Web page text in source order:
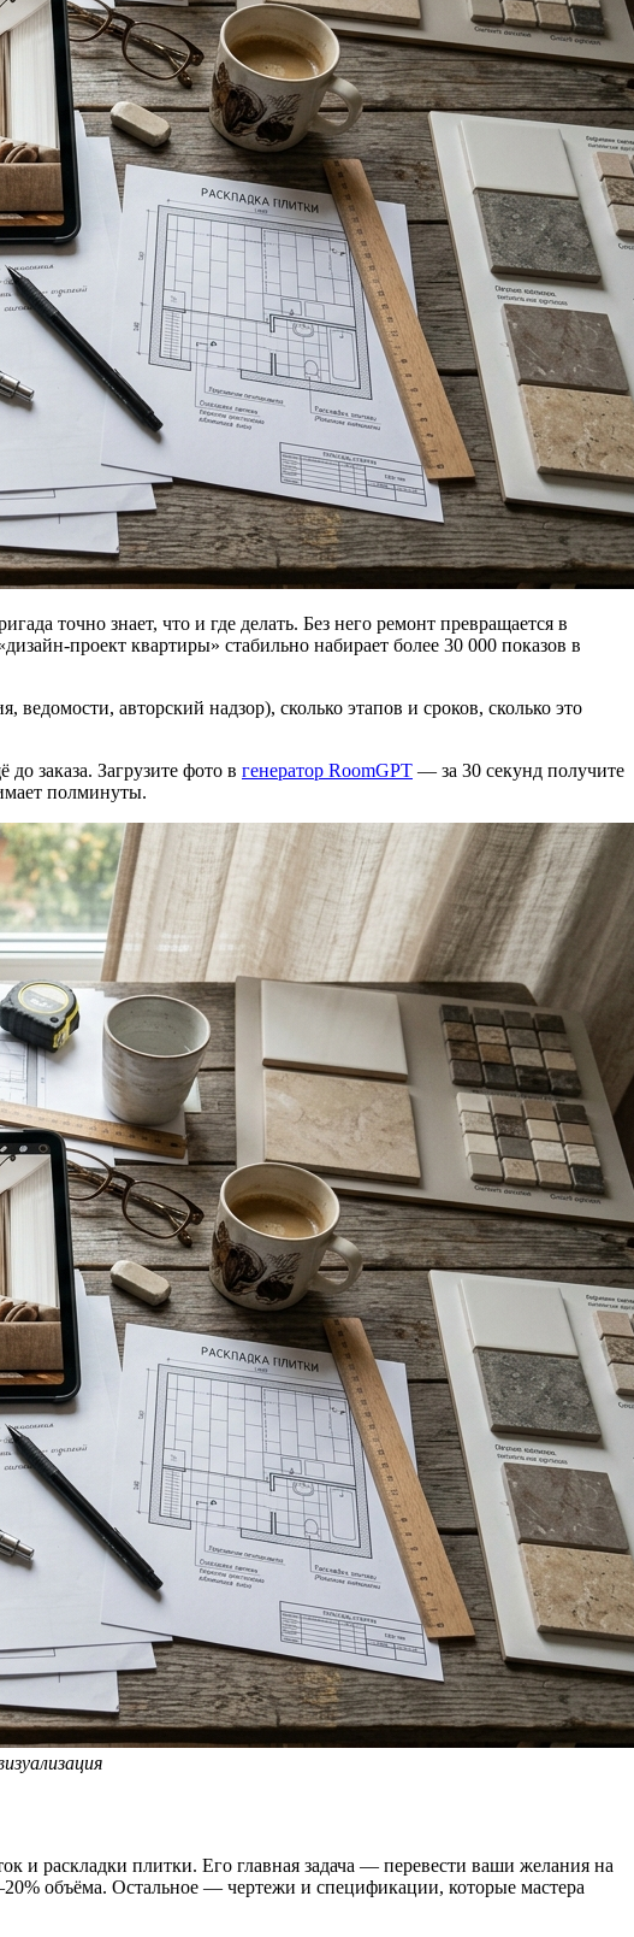
точно знает, что и где делать. Без него ремонт превращается в
проект квартиры» стабильно набирает более 30 000 показов в
авторский надзор), сколько этапов и сроков, сколько это
заказа. Загрузите фото в генератор RoomGPT — за 30 секунд получите
полминуты.
и раскладки плитки. Его главная задача — перевести ваши желания на
объёма. Остальное — чертежи и спецификации, которые мастера